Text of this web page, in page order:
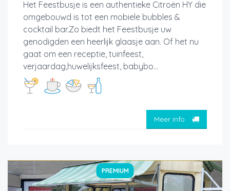
Het Feestbusje is een authentieke Citroën HY die
omgebouwd is tot een mobiele bubbles &
cocktail bar.Zo biedt het Feestbusje uw
genodigden een heerlijk glaasje aan. Of het nu
gaat om een receptie, tuinfeest,
verjaardag,huwelijksfeest, babybo...
Meer info
PREMIUM